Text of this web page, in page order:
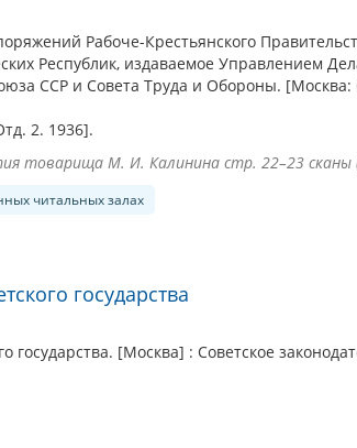
Рабоче-Крестьянского
Республик, издаваемое Управлением
ССР и Совета Труда и Обороны. [Москва:
2. 1936].
товарища М. И. Калинина стр. 22–23 сканы
читальных залах
государства
государства. [Москва] : Советское